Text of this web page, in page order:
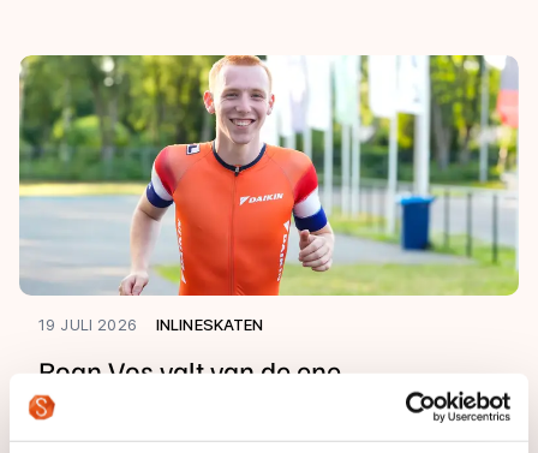
19 JULI 2026 INLINESKATEN
Roan Vos valt van de ene
skeelerdroom in de andere